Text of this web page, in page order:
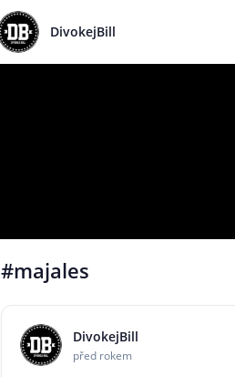
DivokejBill
#majales
DivokejBill
před rokem